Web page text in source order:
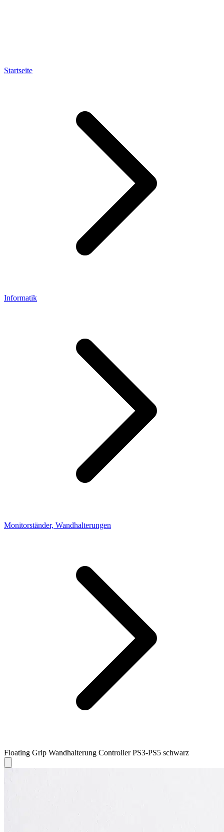
Startseite
Informatik
Monitorständer, Wandhalterungen
Floating Grip Wandhalterung Controller PS3-PS5 schwarz